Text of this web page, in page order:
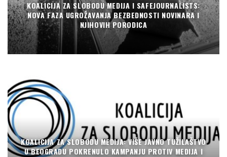
KOALICIJA ZA SLOBODU MEDIJA I SAFEJOURNALISTS:
NOVA FAZA UGROŽAVANJA BEZBEDNOSTI NOVINARA I
NJIHOVIH PORODICA
KOALICIJA ZA SLOBODU MEDIJA: VIŠE JAVNO TUŽILAŠTVO
U BEOGRADU POKRENULO KAMPANJU PROTIV MEDIJA I